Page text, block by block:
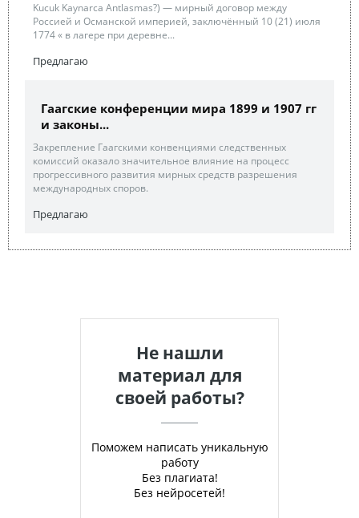
Kucuk Kaynarca Antlasmas?) — мирный договор между
Россией и Османской империей, заключённый 10 (21) июля
1774 « в лагере при деревне...
Предлагаю
Гаагские конференции мира 1899 и 1907 гг
и законы...
Закрепление Гаагскими конвенциями следственных
комиссий оказало значительное влияние на процесс
прогрессивного развития мирных средств разрешения
международных споров.
Предлагаю
Не нашли
материал для
своей работы?
Поможем написать уникальную
работу
Без плагиата!
Без нейросетей!